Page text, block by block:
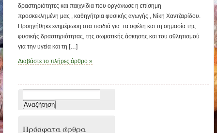
δραστηριότητες και παιχνίδια που οργάνωσε η επίσημη
προσκεκλημένη μας , καθηγήτρια φυσικής αγωγής , Νίκη Χαντζαρίδου.
Προηγήθηκε ενημέρωση στα παιδιά για τα οφέλη και τη σημασία της
φυσικής δραστηριότητας, της σωματικής άσκησης και του αθλητισμού
για την υγεία και τη […]
Διαβάστε το πλήρες άρθρο »
για:
Πρόσφατα άρθρα